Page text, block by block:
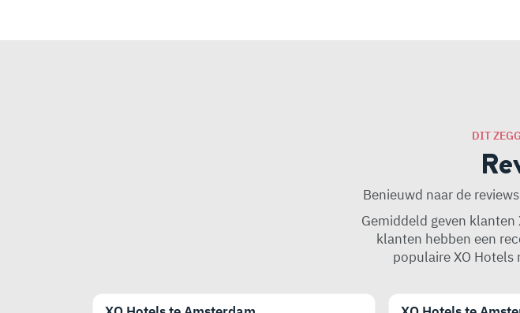
DIT
Benieuwd naar de
Gemiddeld geven klanten
klanten hebben een
populaire XO Hotels